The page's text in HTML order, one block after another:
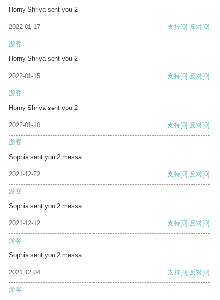
Horny Shriya sent you 2
2022-01-17 支持[0] 反对[0]
游客
Horny Shriya sent you 2
2022-01-15 支持[0] 反对[0]
游客
Horny Shriya sent you 2
2022-01-10 支持[0] 反对[0]
游客
Sophia sent you 2 messa
2021-12-22 支持[0] 反对[0]
游客
Sophia sent you 2 messa
2021-12-12 支持[0] 反对[0]
游客
Sophia sent you 2 messa
2021-12-04 支持[0] 反对[0]
游客